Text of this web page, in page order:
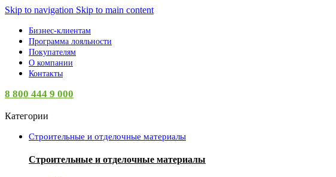
Skip to navigation Skip to main content
Бизнес-клиентам
Программа лояльности
Покупателям
О компании
Контакты
8 800 444 9 000
Категории
Строительные и отделочные материалы
Строительные и отделочные материалы